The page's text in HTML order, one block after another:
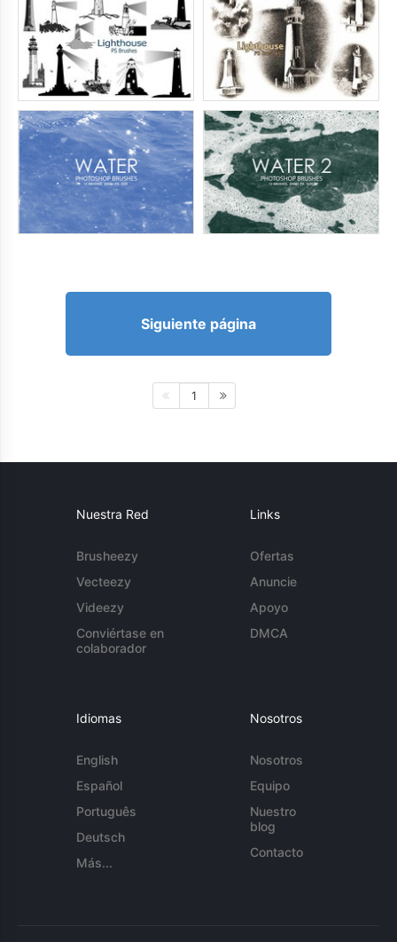
Siguiente página
1
Nuestra Red
Brusheezy
Vecteezy
Videezy
Conviértase en
colaborador
Links
Ofertas
Anuncie
Apoyo
DMCA
Idiomas
English
Español
Português
Deutsch
Más...
Nosotros
Nosotros
Equipo
Nuestro
blog
Contacto